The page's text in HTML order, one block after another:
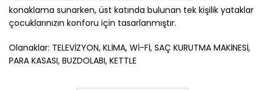
konaklama sunarken, üst katında bulunan tek kişilik yataklar
çocuklarınızın konforu için tasarlanmıştır.
Olanaklar: TELEVİZYON, KLİMA, Wİ-Fİ, SAÇ KURUTMA MAKİNESİ,
PARA KASASI, BUZDOLABI, KETTLE